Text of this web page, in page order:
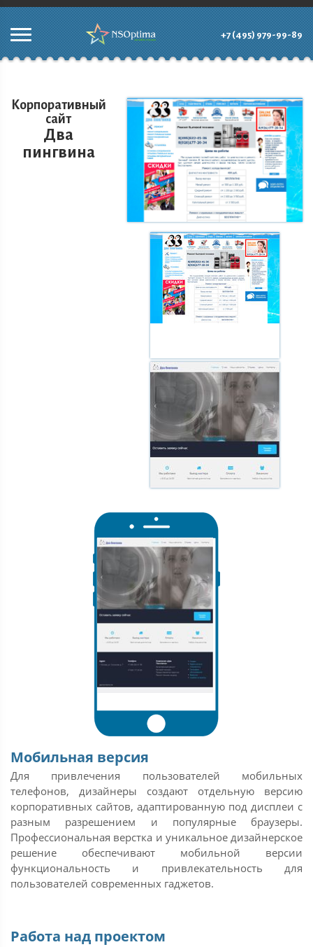
+7 (495) 979-99-89
Корпоративный
сайт
Два
пингвина
Мобильная версия
Для привлечения пользователей мобильных
телефонов, дизайнеры создают отдельную версию
корпоративных сайтов, адаптированную под дисплеи с
разным разрешением и популярные браузеры.
Профессиональная верстка и уникальное дизайнерское
решение обеспечивают мобильной версии
функциональность и привлекательность для
пользователей современных гаджетов.
Работа над проектом